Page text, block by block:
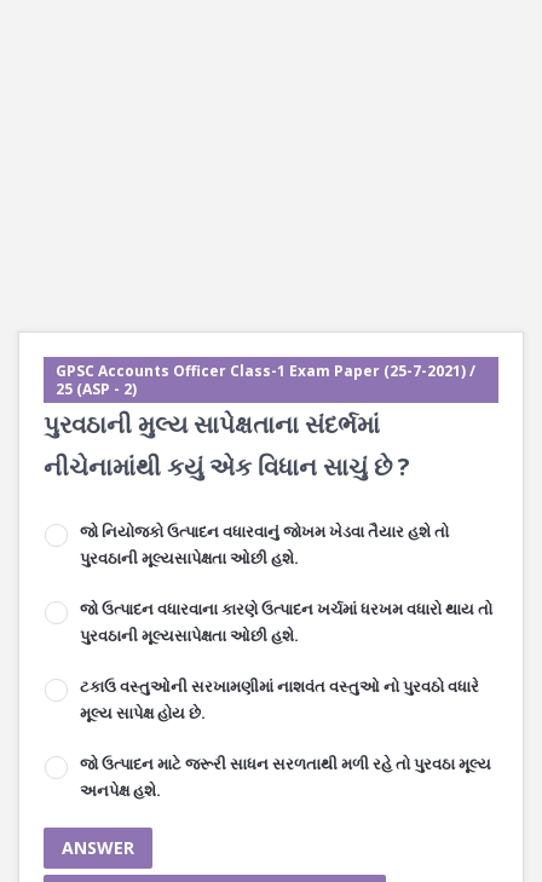
GPSC Accounts Officer Class-1 Exam Paper (25-7-2021) /
25 (ASP - 2)
પુરવઠાની મુલ્ય સાપેક્ષતાના સંદર્ભમાં
નીચેનામાંથી કયું એક વિધાન સાચું છે ?
જો નિયોજકો ઉત્પાદન વધારવાનું જોખમ ખેડવા તૈયાર હશે તો
પુરવઠાની મૂલ્યસાપેક્ષતા ઓછી હશે.
જો ઉત્પાદન વધારવાના કારણે ઉત્પાદન ખર્ચમાં ધરખમ વધારો થાય તો
પુરવઠાની મૂલ્યસાપેક્ષતા ઓછી હશે.
ટકાઉ વસ્તુઓની સરખામણીમાં નાશવંત વસ્તુઓ નો પુરવઠો વધારે
મૂલ્ય સાપેક્ષ હોય છે.
જો ઉત્પાદન માટે જરૂરી સાધન સરળતાથી મળી રહે તો પુરવઠા મૂલ્ય
અનપેક્ષ હશે.
ANSWER